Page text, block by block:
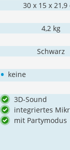
30 x 15 x 21,9
4,2 kg
Schwarz
• keine
3D-Sound
integriertes
mit Partymodus